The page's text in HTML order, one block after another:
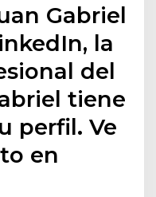
Gabriel
la
del
tiene
perfil. Ve
en